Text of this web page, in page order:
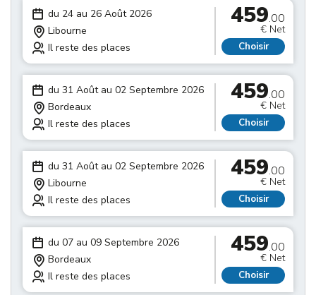
du 24 au 26 Août 2026
Libourne
Il reste des places
459.00
€ Net
Choisir
du 31 Août au 02 Septembre 2026
Bordeaux
Il reste des places
459.00
€ Net
Choisir
du 31 Août au 02 Septembre 2026
Libourne
Il reste des places
459.00
€ Net
Choisir
du 07 au 09 Septembre 2026
Bordeaux
Il reste des places
459.00
€ Net
Choisir